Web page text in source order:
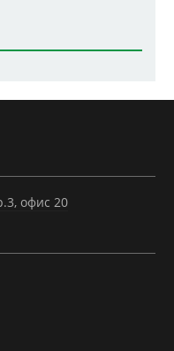
офис 20